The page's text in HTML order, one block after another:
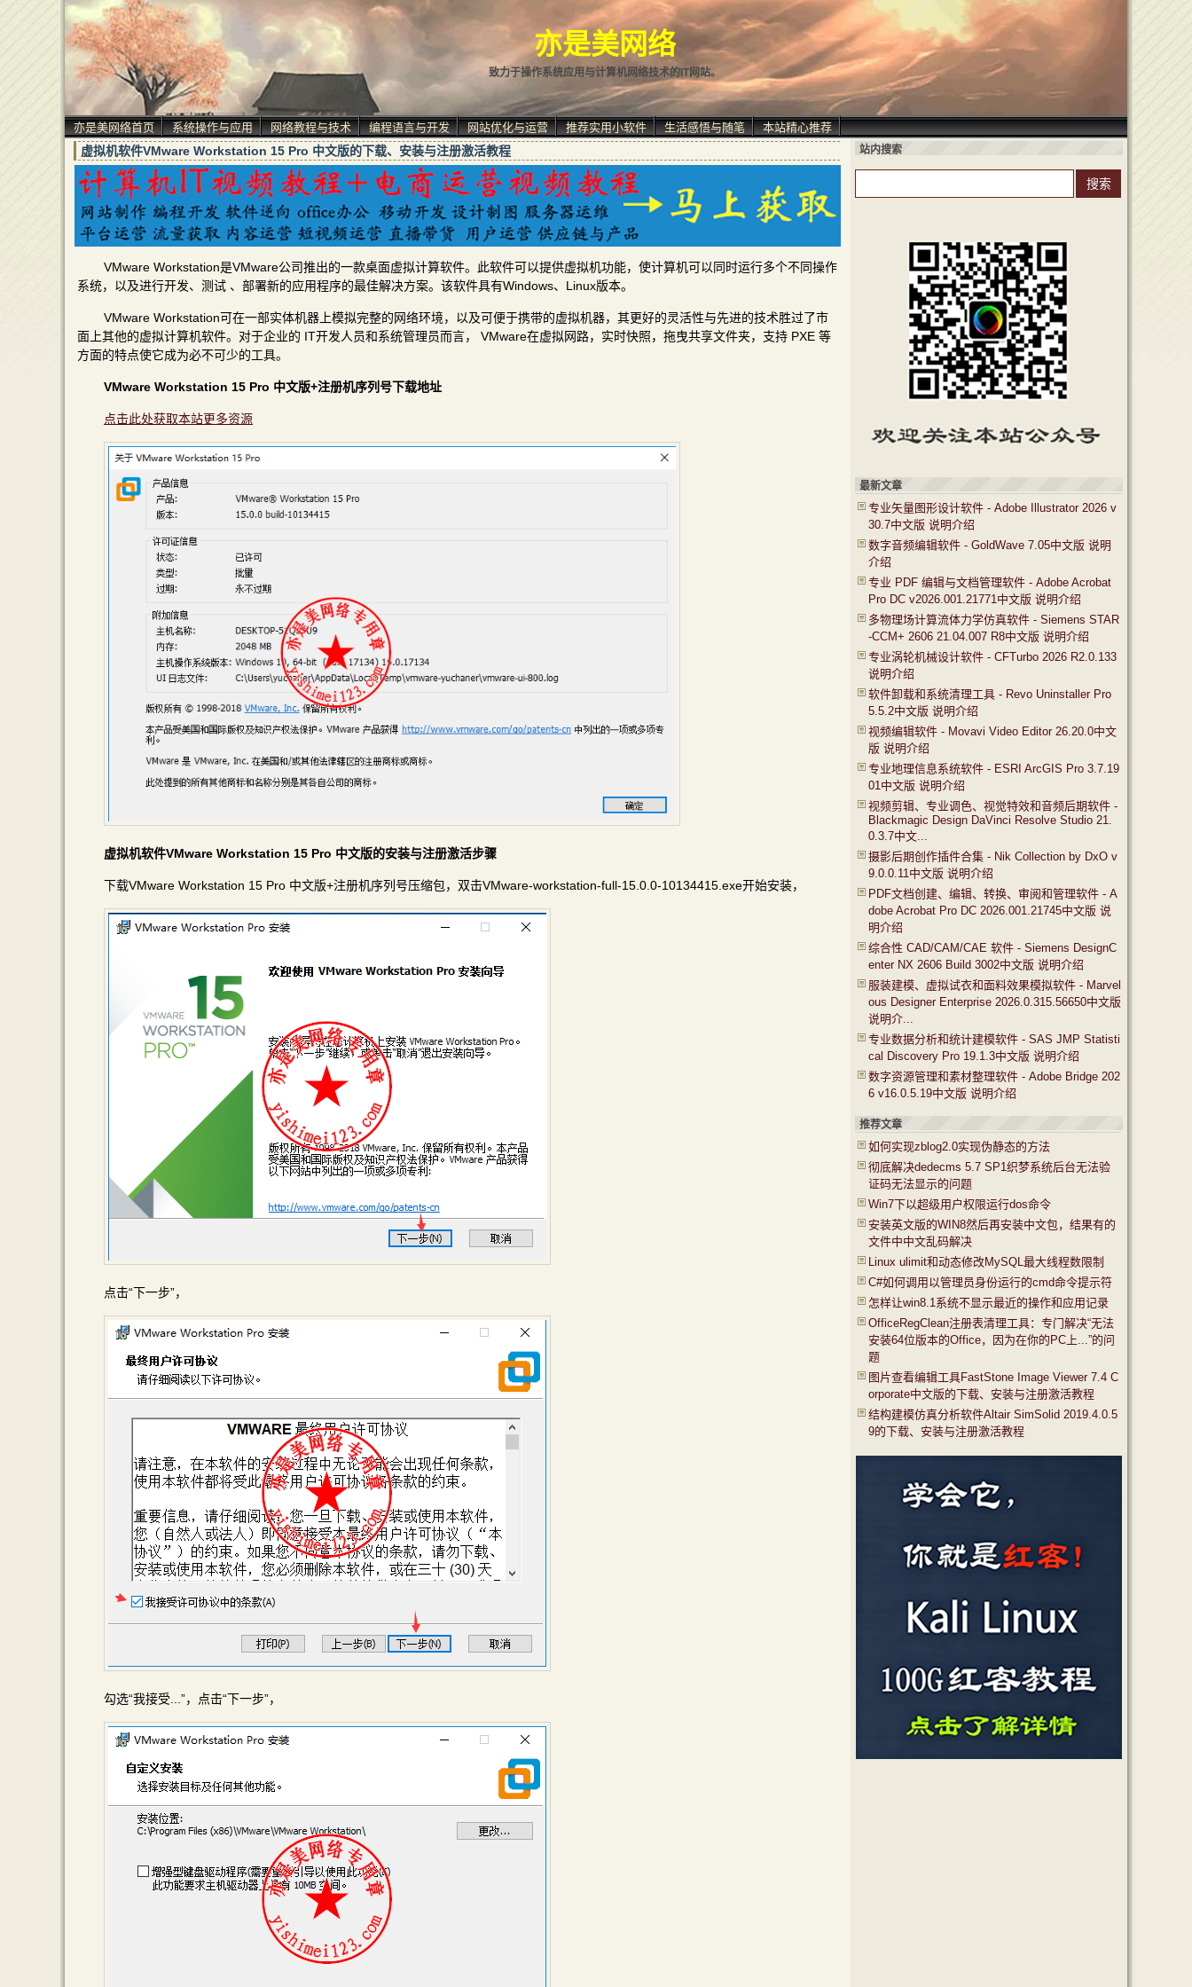
亦是美网络
致力于操作系统应用与计算机网络技术的IT网站。
亦是美网络首页 系统操作与应用 网络教程与技术 编程语言与开发 网站优化与运营 推荐实用小软件 生活感悟与随笔 本站精心推荐
站内搜索
最新文章
专业矢量图形设计软件 - Adobe Illustrator 2026 v
30.7中文版 说明介绍
数字音频编辑软件 - GoldWave 7.05中文版 说明
介绍
专业 PDF 编辑与文档管理软件 - Adobe Acrobat
Pro DC v2026.001.21771中文版 说明介绍
多物理场计算流体力学仿真软件 - Siemens STAR
-CCM+ 2606 21.04.007 R8中文版 说明介绍
专业涡轮机械设计软件 - CFTurbo 2026 R2.0.133
说明介绍
软件卸载和系统清理工具 - Revo Uninstaller Pro
5.5.2中文版 说明介绍
视频编辑软件 - Movavi Video Editor 26.20.0中文
版 说明介绍
专业地理信息系统软件 - ESRI ArcGIS Pro 3.7.19
01中文版 说明介绍
视频剪辑、专业调色、视觉特效和音频后期软件 -
Blackmagic Design DaVinci Resolve Studio 21.
0.3.7中文...
摄影后期创作插件合集 - Nik Collection by DxO v
9.0.0.11中文版 说明介绍
PDF文档创建、编辑、转换、审阅和管理软件 - A
dobe Acrobat Pro DC 2026.001.21745中文版 说
明介绍
综合性 CAD/CAM/CAE 软件 - Siemens DesignC
enter NX 2606 Build 3002中文版 说明介绍
服装建模、虚拟试衣和面料效果模拟软件 - Marvel
ous Designer Enterprise 2026.0.315.56650中文版
说明介...
专业数据分析和统计建模软件 - SAS JMP Statisti
cal Discovery Pro 19.1.3中文版 说明介绍
数字资源管理和素材整理软件 - Adobe Bridge 202
6 v16.0.5.19中文版 说明介绍
推荐文章
如何实现zblog2.0实现伪静态的方法
彻底解决dedecms 5.7 SP1织梦系统后台无法验
证码无法显示的问题
Win7下以超级用户权限运行dos命令
安装英文版的WIN8然后再安装中文包，结果有的
文件中中文乱码解决
Linux ulimit和动态修改MySQL最大线程数限制
C#如何调用以管理员身份运行的cmd命令提示符
怎样让win8.1系统不显示最近的操作和应用记录
OfficeRegClean注册表清理工具：专门解决“无法
安装64位版本的Office，因为在你的PC上...”的问
题
图片查看编辑工具FastStone Image Viewer 7.4 C
orporate中文版的下载、安装与注册激活教程
结构建模仿真分析软件Altair SimSolid 2019.4.0.5
9的下载、安装与注册激活教程
虚拟机软件VMware Workstation 15 Pro 中文版的下载、安装与注册激活教程
VMware Workstation是VMware公司推出的一款桌面虚拟计算软件。此软件可以提供虚拟机功能，使计算机可以同时运行多个不同操作
系统，以及进行开发、测试 、部署新的应用程序的最佳解决方案。该软件具有Windows、Linux版本。
VMware Workstation可在一部实体机器上模拟完整的网络环境，以及可便于携带的虚拟机器，其更好的灵活性与先进的技术胜过了市
面上其他的虚拟计算机软件。对于企业的 IT开发人员和系统管理员而言， VMware在虚拟网路，实时快照，拖曳共享文件夹，支持 PXE 等
方面的特点使它成为必不可少的工具。
VMware Workstation 15 Pro 中文版+注册机序列号下载地址
点击此处获取本站更多资源
虚拟机软件VMware Workstation 15 Pro 中文版的安装与注册激活步骤
下载VMware Workstation 15 Pro 中文版+注册机序列号压缩包，双击VMware-workstation-full-15.0.0-10134415.exe开始安装，
点击“下一步”，
勾选“我接受...”，点击“下一步”，